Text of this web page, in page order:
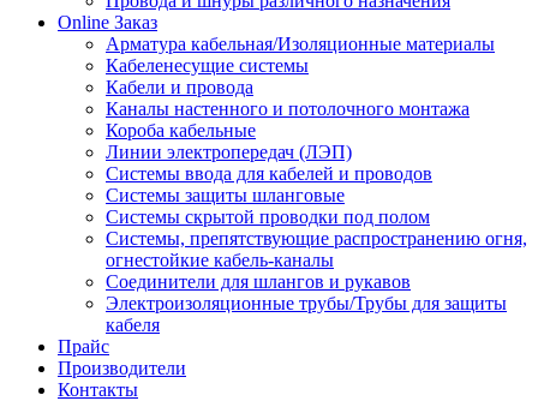
Online Заказ
Арматура кабельная/Изоляционные материалы
Кабеленесущие системы
Кабели и провода
Каналы настенного и потолочного монтажа
Короба кабельные
Линии электропередач (ЛЭП)
Системы ввода для кабелей и проводов
Системы защиты шланговые
Системы скрытой проводки под полом
Системы, препятствующие распространению огня,
огнестойкие кабель-каналы
Соединители для шлангов и рукавов
Электроизоляционные трубы/Трубы для защиты
кабеля
Прайс
Производители
Контакты